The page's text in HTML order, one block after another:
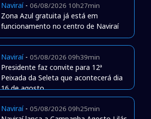
Naviraí- 06/08/2026 10h27min
Zona Azul gratuita já está em
funcionamento no centro de Naviraí
Naviraí- 05/08/2026 09h39min
Presidente faz convite para 12ª
Peixada da Seleta que acontecerá dia
16 de agosto
Naviraí- 05/08/2026 09h25min